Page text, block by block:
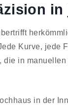
in
Kurve, jede
in
in der